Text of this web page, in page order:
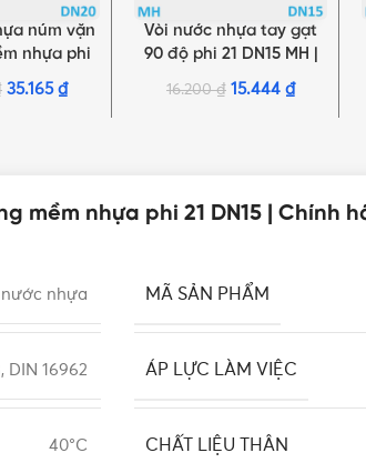
HÀNG
núm vặn
nhựa phi
hãng
Hòa
35.165 ₫
THÊM VÀO GIỎ HÀNG
Vòi nước nhựa tay gạt
90 độ phi 21 DN15 MH |
Chính hãng Minh Hòa
16.200₫ 15.444 ₫
mềm nhựa phi 21 DN15 | Chính
nước nhựa MÃ SẢN PHẨM
DIN 16962 ÁP LỰC LÀM VIỆC
40°C CHẤT LIỆU THÂN